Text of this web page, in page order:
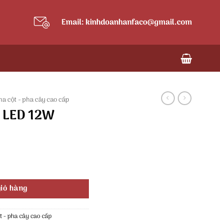
Email: kinhdoanhanfaco@gmail.com
cột - pha cây cao cấp
12W
hàng
- pha cây cao cấp